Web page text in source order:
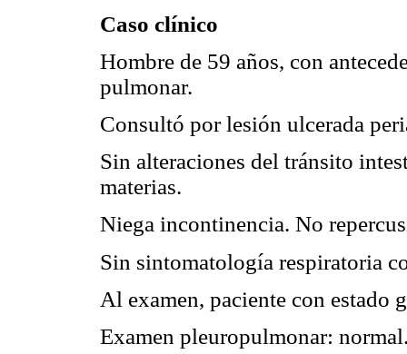
Caso clínico
Hombre de 59 años, con
pulmonar.
Consultó por lesión ulcerada
Sin alteraciones del tránsito
materias.
Niega incontinencia. No
Sin sintomatología respiratoria
Al examen, paciente con estado
Examen pleuropulmonar: